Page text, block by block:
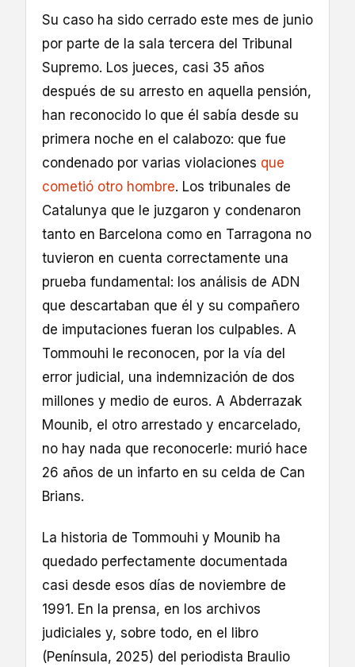
Su caso ha sido cerrado este mes de junio
por parte de la sala tercera del Tribunal
Supremo. Los jueces, casi 35 años
después de su arresto en aquella pensión,
han reconocido lo que él sabía desde su
primera noche en el calabozo: que fue
condenado por varias violaciones que
cometió otro hombre. Los tribunales de
Catalunya que le juzgaron y condenaron
tanto en Barcelona como en Tarragona no
tuvieron en cuenta correctamente una
prueba fundamental: los análisis de ADN
que descartaban que él y su compañero
de imputaciones fueran los culpables. A
Tommouhi le reconocen, por la vía del
error judicial, una indemnización de dos
millones y medio de euros. A Abderrazak
Mounib, el otro arrestado y encarcelado,
no hay nada que reconocerle: murió hace
26 años de un infarto en su celda de Can
Brians.
La historia de Tommouhi y Mounib ha
quedado perfectamente documentada
casi desde esos días de noviembre de
1991. En la prensa, en los archivos
judiciales y, sobre todo, en el libro
(Península, 2025) del periodista Braulio